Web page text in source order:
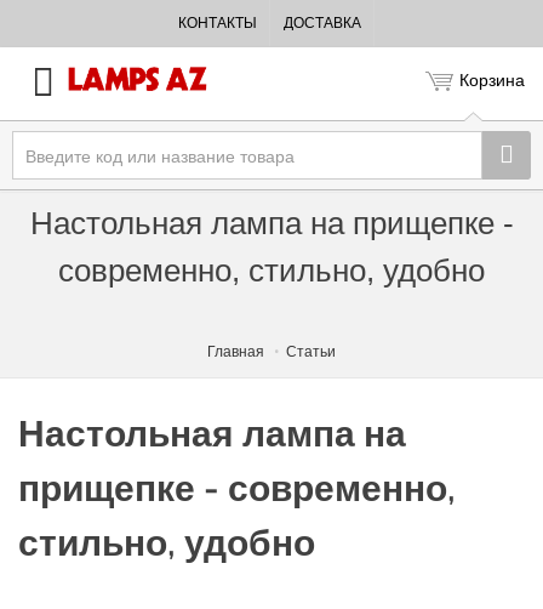
КОНТАКТЫ ДОСТАВКА
Корзина
Настольная лампа на прищепке -
современно, стильно, удобно
Главная Статьи
Настольная лампа на
прищепке - современно,
стильно, удобно